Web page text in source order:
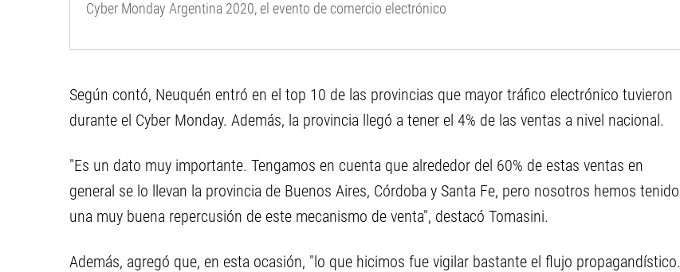
Cyber Monday Argentina 2020, el evento de comercio electrónico
Según contó, Neuquén entró en el top 10 de las provincias que mayor tráfico electrónico tuvieron
durante el Cyber Monday. Además, la provincia llegó a tener el 4% de las ventas a nivel nacional.
"Es un dato muy importante. Tengamos en cuenta que alrededor del 60% de estas ventas en
general se lo llevan la provincia de Buenos Aires, Córdoba y Santa Fe, pero nosotros hemos tenido
una muy buena repercusión de este mecanismo de venta", destacó Tomasini.
Además, agregó que, en esta ocasión, "lo que hicimos fue vigilar bastante el flujo propagandístico.